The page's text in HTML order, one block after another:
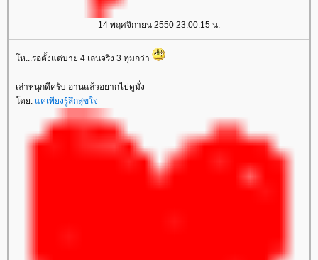
14 พฤศจิกายน 2550 23:00:15 น.
ห...รอตั้งแต่บ่าย 4 เล่นจริง 3 ทุ่มกว่า
เล่าหนุกดีครับ อ่านแล้วอยากไปดูมั่ง
ดย: ค่เพียงรู้สึกสุขใจ